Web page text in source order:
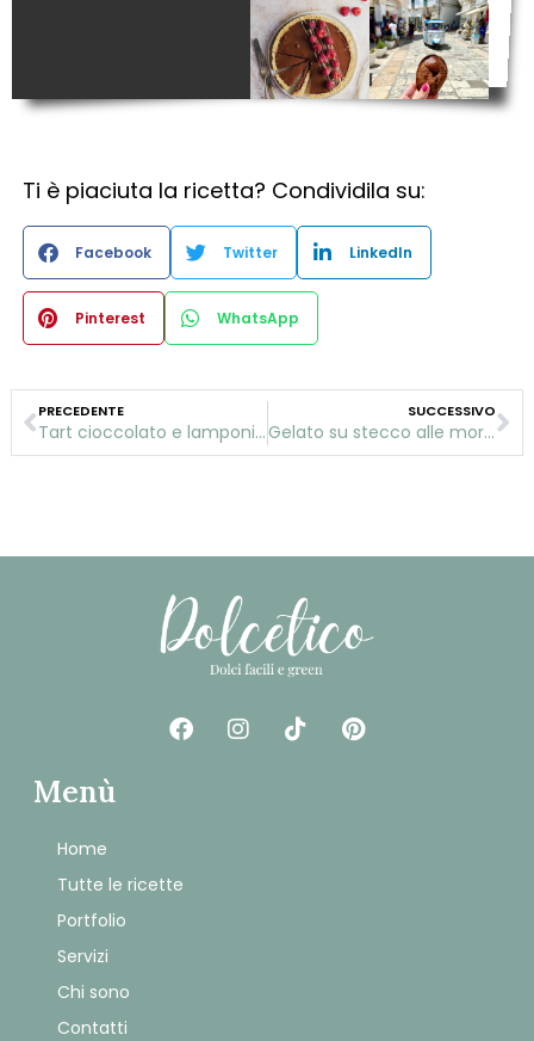
Ti è piaciuta la ricetta? Condividila su:
Facebook Twitter LinkedIn
Pinterest WhatsApp
PRECEDENTE
Tart cioccolato e lamponi vegana
SUCCESSIVO
Gelato su stecco alle more ricoperto di cioccolato bianco
Menù
Home
Tutte le ricette
Portfolio
Servizi
Chi sono
Contatti